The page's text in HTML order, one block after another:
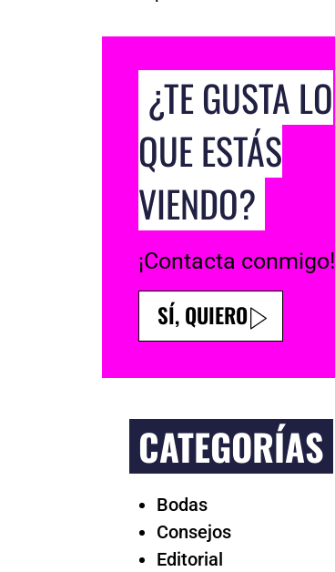
¿TE GUSTA LO
QUE ESTÁS
VIENDO?
¡Contacta conmigo!
SÍ, QUIERO
CATEGORÍAS
Bodas
Consejos
Editorial